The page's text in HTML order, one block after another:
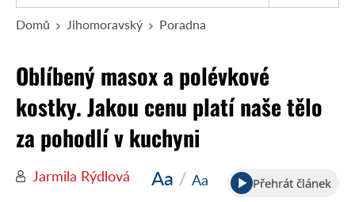
Domů Jihomoravský Poradna
Oblíbený masox a polévkové
kostky. Jakou cenu platí naše tělo
za pohodlí v kuchyni
Jarmila Rýdlová Aa / Aa Přehrát článek